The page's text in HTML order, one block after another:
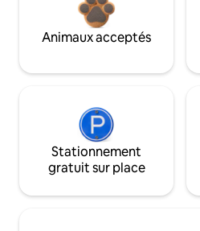
Animaux acceptés
Stationnement
gratuit sur place